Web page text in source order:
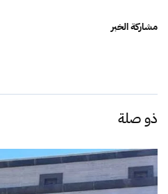
مشاركة الخبر
ذو صلة